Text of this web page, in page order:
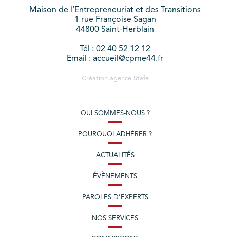
Maison de l’Entrepreneuriat et des Transitions
1 rue Françoise Sagan
44800 Saint-Herblain
Tél : 02 40 52 12 12
Email : accueil@cpme44.fr
Création agence Stafe
QUI SOMMES-NOUS ?
POURQUOI ADHÉRER ?
ACTUALITÉS
ÉVÈNEMENTS
PAROLES D’EXPERTS
NOS SERVICES